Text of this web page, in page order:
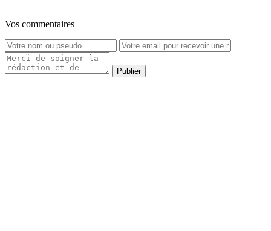
Vos commentaires